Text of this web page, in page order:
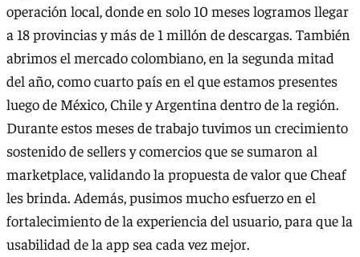
operación local, donde en solo 10 meses logramos llegar
a 18 provincias y más de 1 millón de descargas. También
abrimos el mercado colombiano, en la segunda mitad
del año, como cuarto país en el que estamos presentes
luego de México, Chile y Argentina dentro de la región.
Durante estos meses de trabajo tuvimos un crecimiento
sostenido de sellers y comercios que se sumaron al
marketplace, validando la propuesta de valor que Cheaf
les brinda. Además, pusimos mucho esfuerzo en el
fortalecimiento de la experiencia del usuario, para que la
usabilidad de la app sea cada vez mejor.